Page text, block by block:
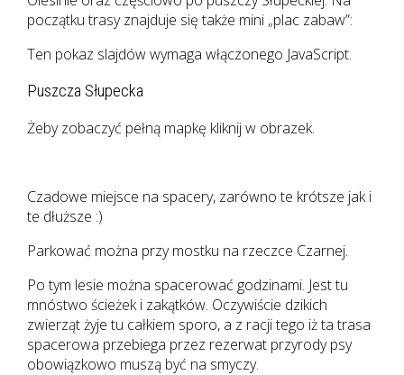
początku trasy znajduje się także mini „plac zabaw”:
Ten pokaz slajdów wymaga włączonego JavaScript.
Puszcza Słupecka
Żeby zobaczyć pełną mapkę kliknij w obrazek.
Czadowe miejsce na spacery, zarówno te krótsze jak i
te dłuższe :)
Parkować można przy mostku na rzeczce Czarnej.
Po tym lesie można spacerować godzinami. Jest tu
mnóstwo ścieżek i zakątków. Oczywiście dzikich
zwierząt żyje tu całkiem sporo, a z racji tego iż ta trasa
spacerowa przebiega przez rezerwat przyrody psy
obowiązkowo muszą być na smyczy.